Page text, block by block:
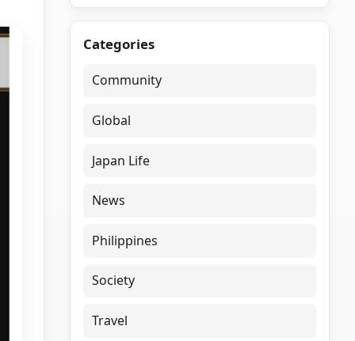
Categories
Community
Global
Japan Life
News
Philippines
Society
Travel